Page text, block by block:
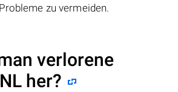
zu vermeiden.
verlorene
her?